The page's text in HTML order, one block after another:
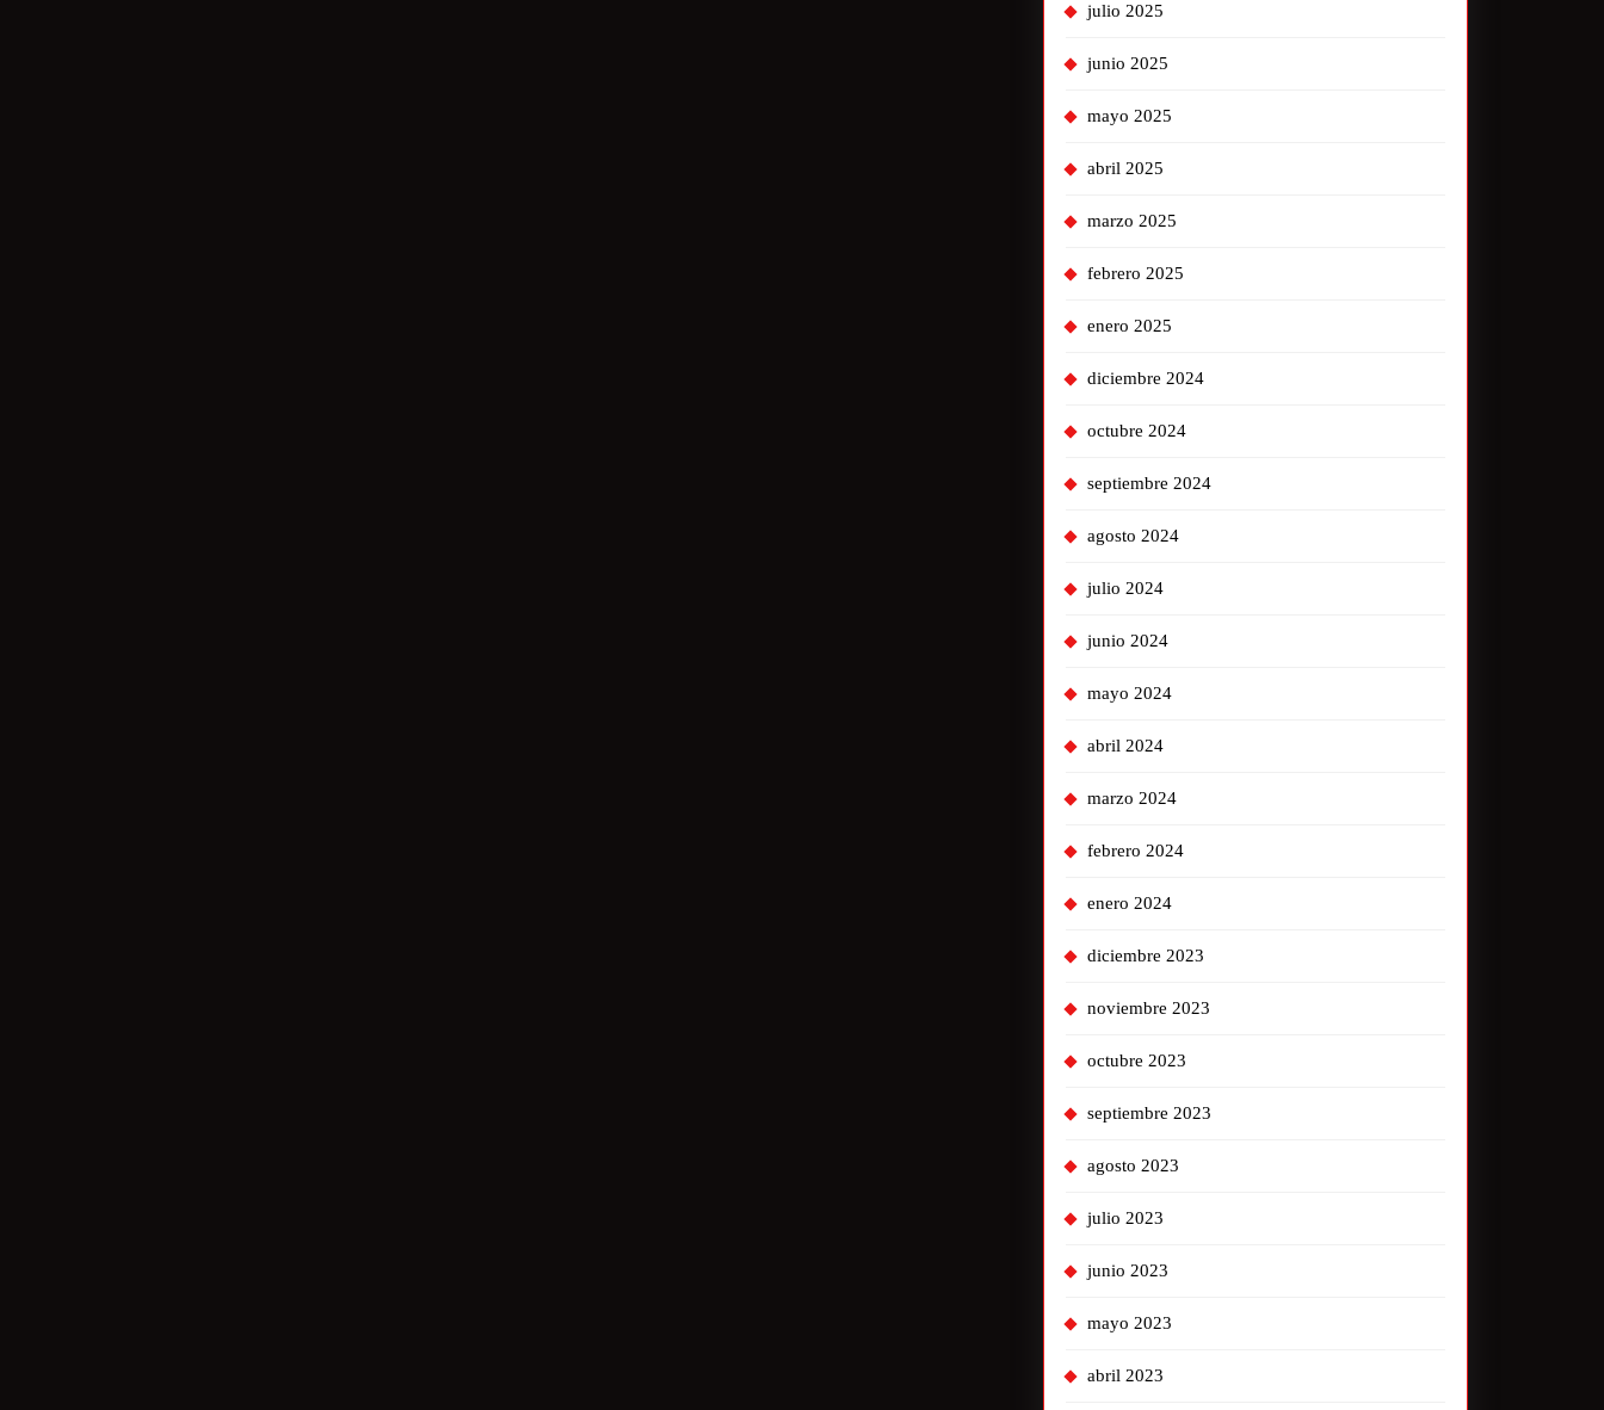
julio 2025
junio 2025
mayo 2025
abril 2025
marzo 2025
febrero 2025
enero 2025
diciembre 2024
octubre 2024
septiembre 2024
agosto 2024
julio 2024
junio 2024
mayo 2024
abril 2024
marzo 2024
febrero 2024
enero 2024
diciembre 2023
noviembre 2023
octubre 2023
septiembre 2023
agosto 2023
julio 2023
junio 2023
mayo 2023
abril 2023